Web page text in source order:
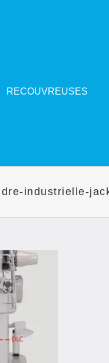
RECOUVREUSES
industrielle-